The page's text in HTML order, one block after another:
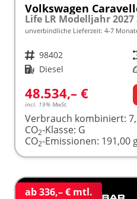
Volkswagen
unverbindliche Lieferzeit: 4-7
Fahrzeugnr. 98402
Kraftstoff Diesel
48.534,– €
incl. 19% MwSt.
Verbrauch kombiniert:
CO2-Klasse: G
CO2-Emissionen: 191,00
ab 336,– € mtl.